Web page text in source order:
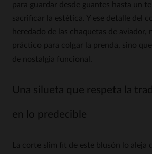
para guardar desde guantes hasta un
sacrificar la estética. Y ese detalle del
heredado de las chaquetas de aviador,
práctico para colgar la prenda, sino
de nostalgia funcional.
Una silueta que respeta la
en lo predecible
La corte slim fit de este blusón lo aleja